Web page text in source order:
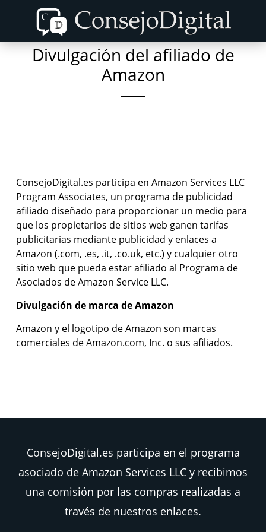
contentDivulgación del afiliado de
Amazon
ConsejoDigital.es participa en Amazon Services LLC
Program Associates, un programa de publicidad
afiliado diseñado para proporcionar un medio para
que los propietarios de sitios web ganen tarifas
publicitarias mediante publicidad y enlaces a
Amazon (.com, .es, .it, .co.uk, etc.) y cualquier otro
sitio web que pueda estar afiliado al Programa de
Asociados de Amazon Service LLC.
Divulgación de marca de Amazon
Amazon y el logotipo de Amazon son marcas
comerciales de Amazon.com, Inc. o sus afiliados.
ConsejoDigital.es participa en el programa
asociado de Amazon Services LLC y recibimos
una comisión por las compras realizadas a
través de nuestros enlaces.